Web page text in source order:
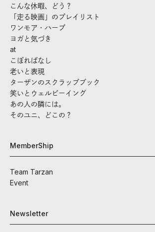
こんな休暇、どう？
「走る映画」のプレイリスト
ワンモア・ハーブ
ヨガと気づき
at
こぼればなし
老いと表現
ターザンのスクラップブック
笑いとウェルビーイング
あの人の隣には。
そのユニ、どこの？
MemberShip
Team Tarzan
Event
Newsletter